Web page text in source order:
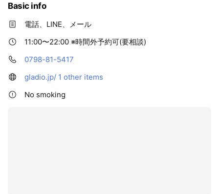
Basic info
電話、LINE、メール
11:00〜22:00 ※時間外予約可(要相談)
0798-81-5417
gladio.jp/ 1 other items
No smoking